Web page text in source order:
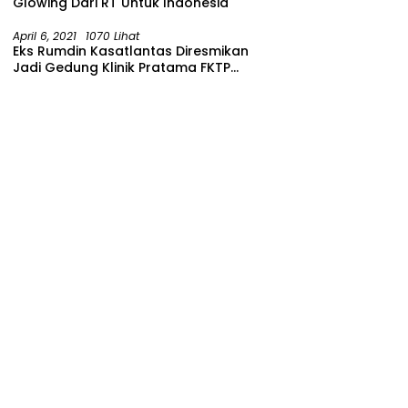
April 6, 2021 1070 Lihat
Eks Rumdin Kasatlantas Diresmikan
Jadi Gedung Klinik Pratama FKTP